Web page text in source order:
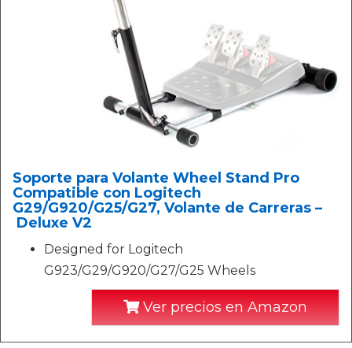
Soporte para Volante Wheel Stand Pro
Compatible con Logitech
G29/G920/G25/G27, Volante de Carreras –
Deluxe V2
Designed for Logitech
G923/G29/G920/G27/G25 Wheels
Ver precios en Amazon